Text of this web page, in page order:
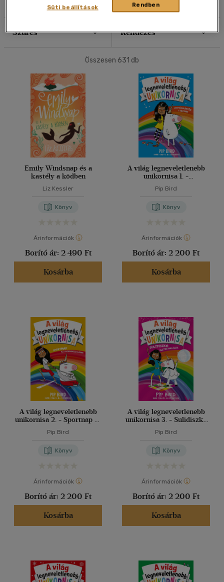
Szűrés Rendezés
Összesen 631 db
Emily Windsnap és a
kastély a ködben
Liz Kessler
Könyv
Árinformációk
Borító ár: 2 490 Ft
Kosárba
A világ legneveletlenebb
unikornisa 1. -
Pip Bird
Könyv
Árinformációk
Borító ár: 2 200 Ft
Kosárba
A világ legneveletlenebb
unikornisa 2. - Sportnap az
Pip Bird
Könyv
Árinformációk
Borító ár: 2 200 Ft
Kosárba
A világ legneveletlenebb
unikornisa 3. - Sulidiszkó
Pip Bird
Könyv
Árinformációk
Borító ár: 2 200 Ft
Kosárba
Rendben
Süti beállítások